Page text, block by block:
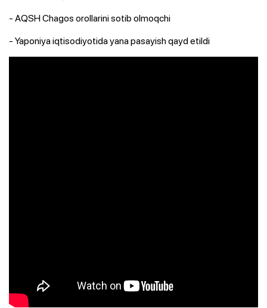
- AQSH Chagos orollarini sotib olmoqchi
- Yaponiya iqtisodiyotida yana pasayish qayd etildi